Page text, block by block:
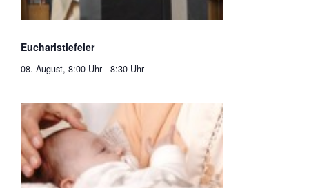
Eucharistiefeier
08. August, 8:00 Uhr - 8:30 Uhr